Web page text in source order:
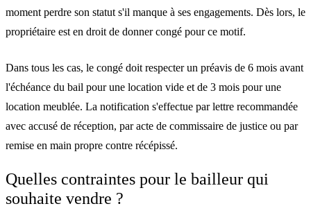
moment perdre son statut s'il manque à ses engagements. Dès lors, le
propriétaire est en droit de donner congé pour ce motif.
Dans tous les cas, le congé doit respecter un préavis de 6 mois avant
l'échéance du bail pour une location vide et de 3 mois pour une
location meublée. La notification s'effectue par lettre recommandée
avec accusé de réception, par acte de commissaire de justice ou par
remise en main propre contre récépissé.
Quelles contraintes pour le bailleur qui
souhaite vendre ?